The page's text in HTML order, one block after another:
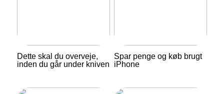
Dette skal du overveje,
inden du går under kniven
Spar penge og køb brugt
iPhone